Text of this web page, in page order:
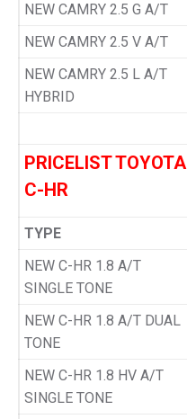
NEW CAMRY 2.5 G A/T
NEW CAMRY 2.5 V A/T
NEW CAMRY 2.5 L A/T
HYBRID
PRICELIST TOYOTA
C-HR
TYPE
NEW C-HR 1.8 A/T
SINGLE TONE
NEW C-HR 1.8 A/T DUAL
TONE
NEW C-HR 1.8 HV A/T
SINGLE TONE